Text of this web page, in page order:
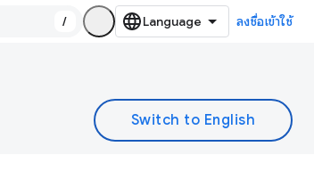
/
ลงชื่อเข้าใช้